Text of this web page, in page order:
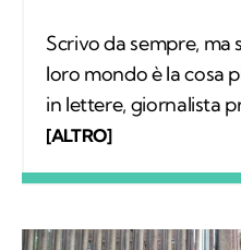
Scrivo da sempre, ma
loro mondo è la cosa
in lettere, giornalista
fondatrice del
dove vivono, liberi.
[ALTRO]